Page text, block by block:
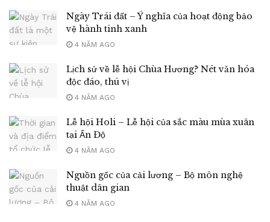
Ngày Trái đất – Ý nghĩa của hoạt động bảo
vệ hành tinh xanh
4 NĂM AGO
Lịch sử về lễ hội Chùa Hương? Nét văn hóa
độc đáo, thú vị
4 NĂM AGO
Lễ hội Holi – Lễ hội của sắc màu mùa xuân
tại Ấn Độ
4 NĂM AGO
Nguồn gốc của cải lương – Bộ môn nghệ
thuật dân gian
4 NĂM AGO